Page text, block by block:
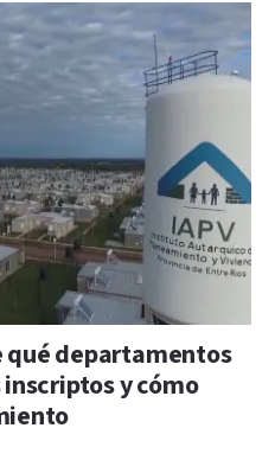
qué departamentos
y cómo